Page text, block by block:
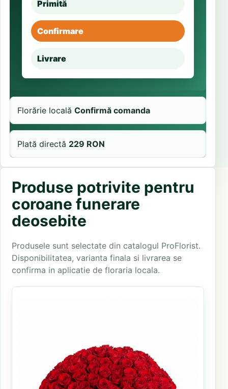
Primită
Confirmare
Livrare
Florărie locală Confirmă comanda
Plată directă 229 RON
Produse potrivite pentru
coroane funerare
deosebite
Produsele sunt selectate din catalogul ProFlorist.
Disponibilitatea, varianta finala si livrarea se
confirma in aplicatie de floraria locala.